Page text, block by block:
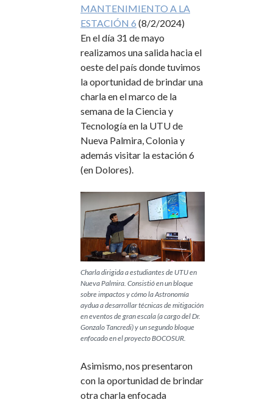
MANTENIMIENTO A LA
ESTACIÓN 6 (8/2/2024)
En el día 31 de mayo
realizamos una salida hacia el
oeste del país donde tuvimos
la oportunidad de brindar una
charla en el marco de la
semana de la Ciencia y
Tecnología en la UTU de
Nueva Palmira, Colonia y
además visitar la estación 6
(en Dolores).
Charla dirigida a estudiantes de UTU en
Nueva Palmira. Consistió en un bloque
sobre impactos y cómo la Astronomía
aydua a desarrollar técnicas de mitigación
en eventos de gran escala (a cargo del Dr.
Gonzalo Tancredi) y un segundo bloque
enfocado en el proyecto BOCOSUR.
Asimismo, nos presentaron
con la oportunidad de brindar
otra charla enfocada